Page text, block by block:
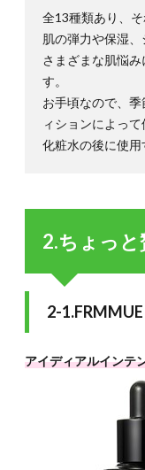
全13種類あり、そ
肌の弾力や保湿
さまざまな肌悩
す。
お手頃なので、
ィションによっ
化粧水の後に使用
2.ちょっと
2-1.FRMMUE
アイディアルインテ